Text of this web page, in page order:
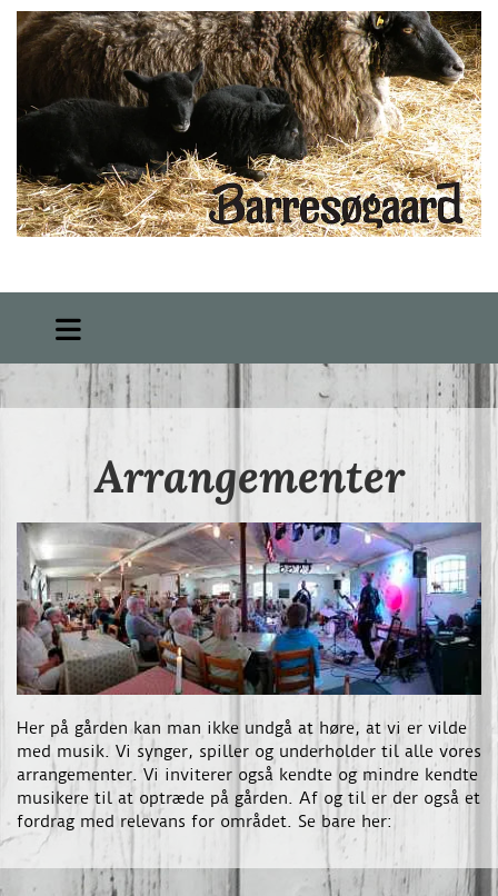
Arrangementer
Her på gården kan man ikke undgå at høre, at vi er vilde
med musik. Vi synger, spiller og underholder til alle vores
arrangementer. Vi inviterer også kendte og mindre kendte
musikere til at optræde på gården. Af og til er der også et
fordrag med relevans for området. Se bare her: